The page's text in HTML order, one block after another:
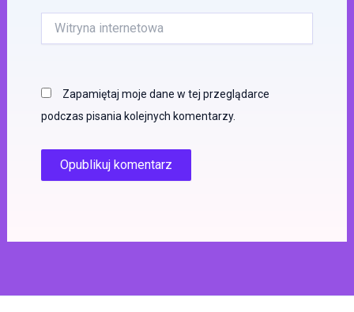
internetowa
Zapamiętaj moje dane w tej przeglądarce
podczas pisania kolejnych komentarzy.